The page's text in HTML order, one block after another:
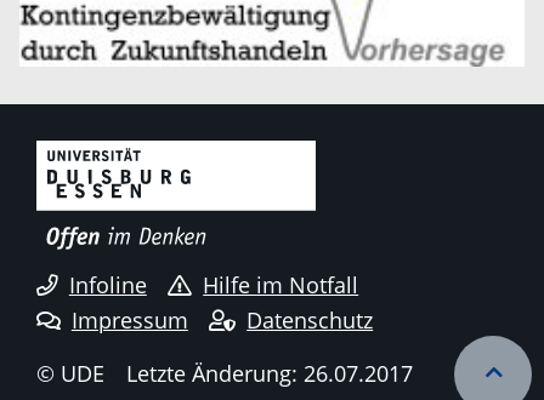
Infoline
Hilfe im Notfall
Impressum
Datenschutz
© UDE
Letzte Änderung: 26.07.2017